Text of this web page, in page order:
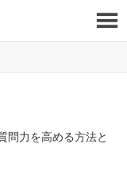
問力を高める方法と